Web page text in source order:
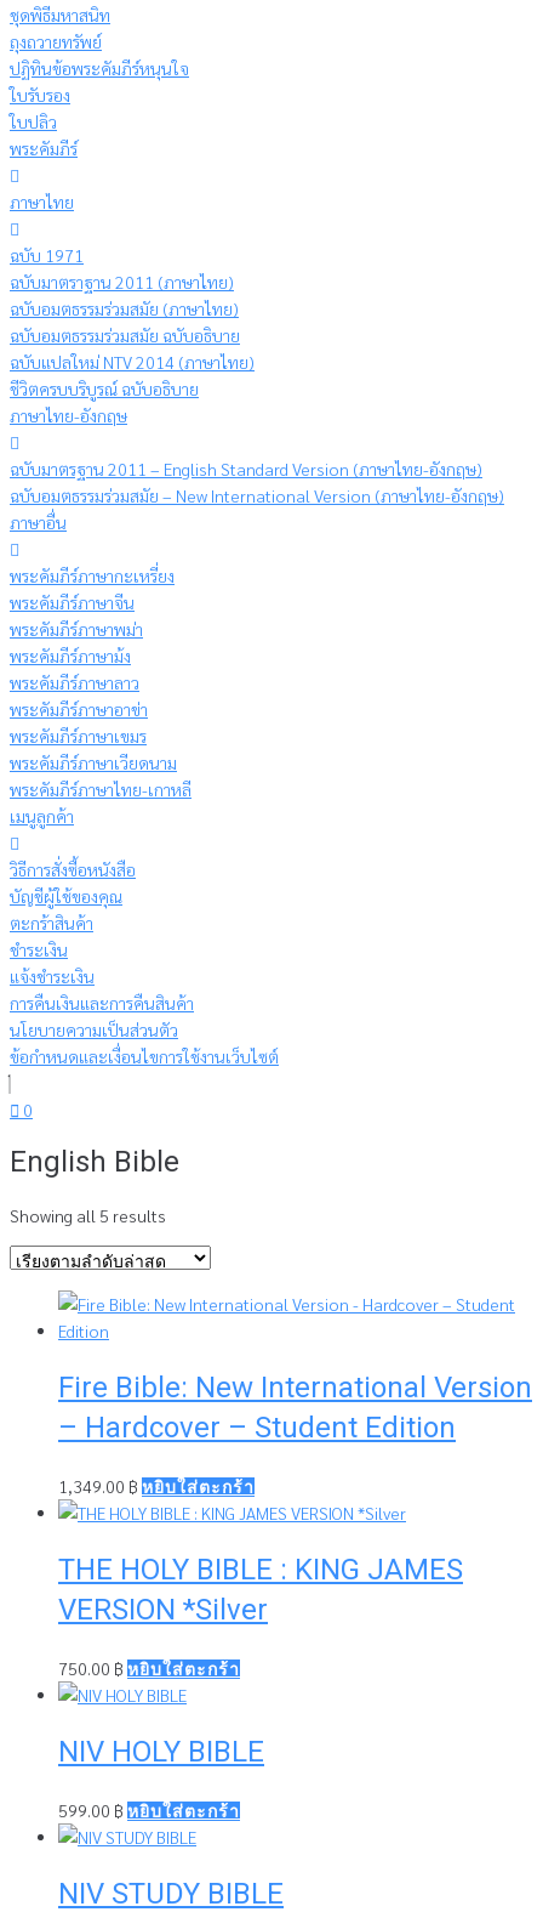
ชุดพิธีมหาสนิท
ถุงถวายทรัพย์
ปฏิทินข้อพระคัมภีร์หนุนใจ
ใบรับรอง
ใบปลิว
พระคัมภีร์
ภาษาไทย
ฉบับ 1971
ฉบับมาตราฐาน 2011 (ภาษาไทย)
ฉบับอมตธรรมร่วมสมัย (ภาษาไทย)
ฉบับอมตธรรมร่วมสมัย ฉบับอธิบาย
ฉบับแปลใหม่ NTV 2014 (ภาษาไทย)
ชีวิตครบบริบูรณ์ ฉบับอธิบาย
ภาษาไทย-อังกฤษ
ฉบับมาตรฐาน 2011 – English Standard Version (ภาษาไทย-อังกฤษ)
ฉบับอมตธรรมร่วมสมัย – New International Version (ภาษาไทย-อังกฤษ)
ภาษาอื่น
พระคัมภีร์ภาษากะเหรี่ยง
พระคัมภีร์ภาษาจีน
พระคัมภีร์ภาษาพม่า
พระคัมภีร์ภาษาม้ง
พระคัมภีร์ภาษาลาว
พระคัมภีร์ภาษาอาข่า
พระคัมภีร์ภาษาเขมร
พระคัมภีร์ภาษาเวียดนาม
พระคัมภีร์ภาษาไทย-เกาหลี
เมนูลูกค้า
วิธีการสั่งซื้อหนังสือ
บัญชีผู้ใช้ของคุณ
ตะกร้าสินค้า
ชำระเงิน
แจ้งชำระเงิน
การคืนเงินและการคืนสินค้า
นโยบายความเป็นส่วนตัว
ข้อกำหนดและเงื่อนไขการใช้งานเว็บไซต์
0
English Bible
Showing all 5 results
by
latest
Fire Bible: New International Version
– Hardcover – Student Edition
1,349.00 ฿ หยิบใส่ตะกร้า
THE HOLY BIBLE : KING JAMES
VERSION *Silver
750.00 ฿ หยิบใส่ตะกร้า
NIV HOLY BIBLE
599.00 ฿ หยิบใส่ตะกร้า
NIV STUDY BIBLE